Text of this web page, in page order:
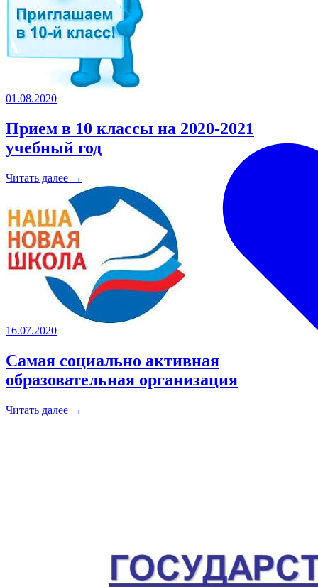
01.08.2020
Прием в 10 классы на 2020-2021
учебный год
Читать далее →
16.07.2020
Самая социально активная
образовательная организация
Читать далее →